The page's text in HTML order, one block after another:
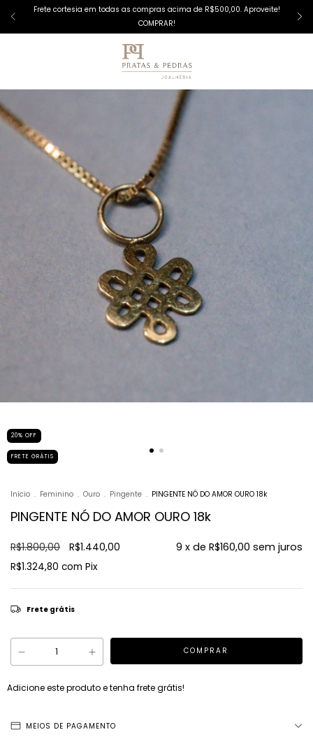
Frete cortesia em todas as compras acima de R$500,00. Aproveite!
COMPRAR!
20% OFF
FRETE GRÁTIS
Início . Feminino . Ouro . Pingente . PINGENTE NÓ DO AMOR OURO 18k
PINGENTE NÓ DO AMOR OURO 18k
R$1.800,00 R$1.440,00 9 x de R$160,00 sem juros
R$1.324,80 com Pix
Frete grátis
Adicione este produto etenha frete grátis!
MEIOS DE PAGAMENTO